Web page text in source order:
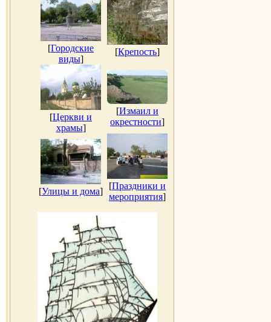
[Городские
виды]
[Крепость]
[Церкви и
храмы]
[Измаил и
окрестности]
[Улицы и дома]
[Праздники и
мероприятия]